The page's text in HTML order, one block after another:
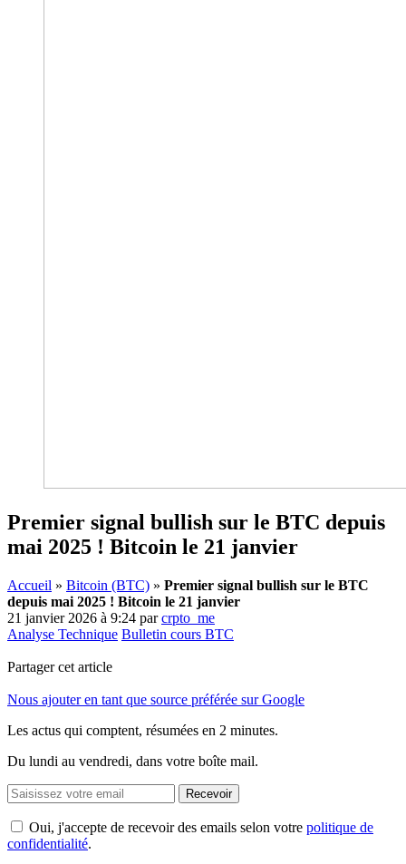
Premier signal bullish sur le BTC depuis
mai 2025 ! Bitcoin le 21 janvier
Accueil » Bitcoin (BTC) » Premier signal bullish sur le BTC
depuis mai 2025 ! Bitcoin le 21 janvier
21 janvier 2026 à 9:24 parcrpto_me
Analyse Technique Bulletin cours BTC
Partager cet article
Nous ajouter en tant que source préférée sur Google
Les actus qui comptent, résumées en 2 minutes.
Du lundi au vendredi, dans votre boîte mail.
Recevoir
Oui, j'accepte de recevoir des emails selon votre politique de
confidentialité.